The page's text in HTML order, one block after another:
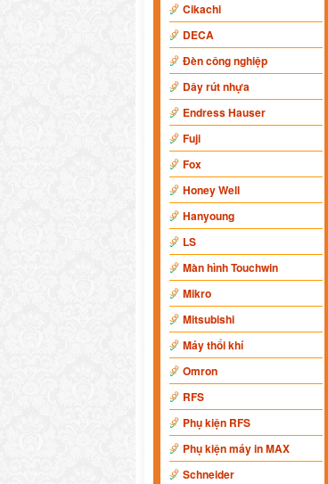
Cikachi
DECA
Đèn công nghiệp
Dây rút nhựa
Endress Hauser
Fuji
Fox
Honey Well
Hanyoung
LS
Màn hình Touchwin
Mikro
Mitsubishi
Máy thổi khí
Omron
RFS
Phụ kiện RFS
Phụ kiện máy in MAX
Schneider